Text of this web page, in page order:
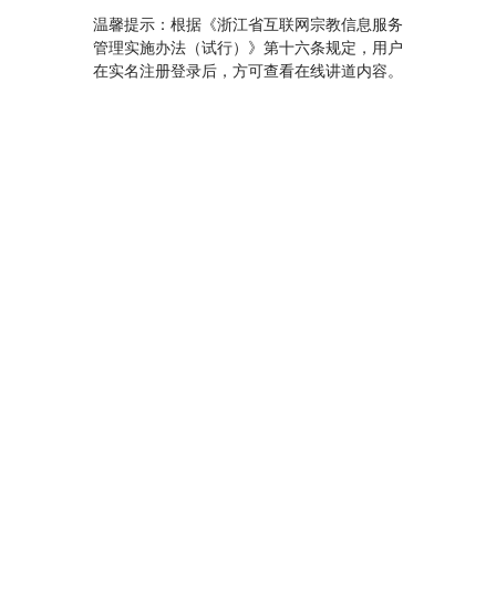
温馨提示：根据《浙江省互联网宗教信息服务
管理实施办法（试行）》第十六条规定，用户
在实名注册登录后，方可查看在线讲道内容。